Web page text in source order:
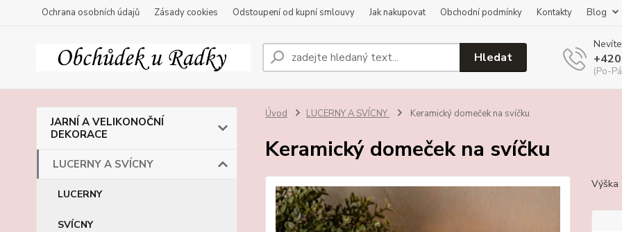
Ochrana osobních údajů Zásady cookies Odstoupení od kupní smlouvy Jak nakupovat Obchodní podmínky Kontakty Blog
Hledat
(Po-
JARNÍ A VELIKONOČNÍ
DEKORACE
LUCERNY A SVÍCNY
LUCERNY
SVÍCNY
Úvod LUCERNY A SVÍCNY Keramický domeček na svíčku
Keramický domeček na svíčku